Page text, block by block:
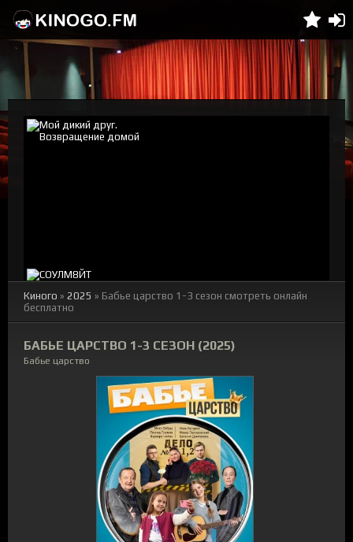
Киного » 2025 » Бабье царство 1-3 сезон смотреть онлайн
бесплатно
БАБЬЕ ЦАРСТВО 1-3 СЕЗОН (2025)
Бабье царство